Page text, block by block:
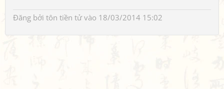
Đăng bởi tôn tiền tửvào 18/03/2014 15:02